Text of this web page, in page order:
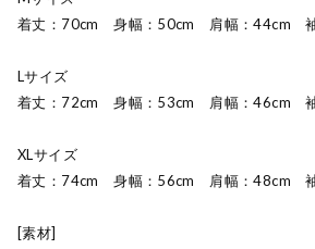
着丈：70cm 身幅：50cm 肩幅：44cm
Lサイズ
着丈：72cm 身幅：53cm 肩幅：46cm
XLサイズ
着丈：74cm 身幅：56cm 肩幅：48cm
[素材]